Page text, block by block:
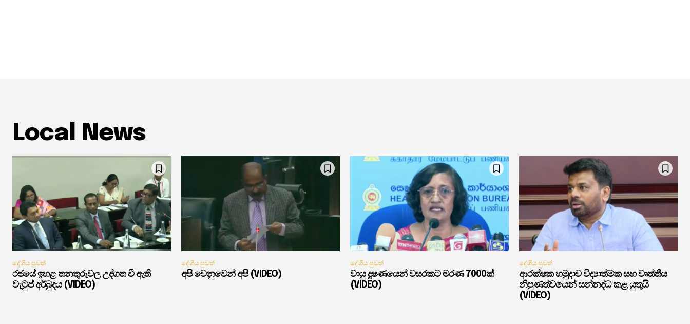
Local News
දේශීය පුවත්
රජයේ ඉහළ තනතුරුවල උද්ගත වී ඇති
වැටුප් අර්බුදය (VIDEO)
දේශීය පුවත්
අපි වෙනුවෙන් අපි (VIDEO)
දේශීය පුවත්
වායු දූෂණයෙන් වසරකට මරණ 7000ක්
(VIDEO)
දේශීය පුවත්
ආරක්ෂක හමුදාව විද්‍යාත්මක සහ වෘත්තීය
නිපුණත්වයෙන් සන්නද්ධ කළ යුතුයි
(VIDEO)